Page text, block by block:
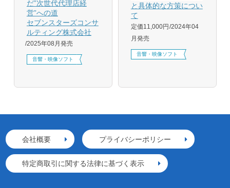
だ”次世代代理店経
営”への道
セブンスターズコンサ
ルティング株式会社
2025年08月発売
音響・映像ソフト
と具体的な方策につい
て
定価11,000円 2024年04
月発売
音響・映像ソフト
会社概要 プライバシーポリシー
特定商取引に関する法律に基づく表示